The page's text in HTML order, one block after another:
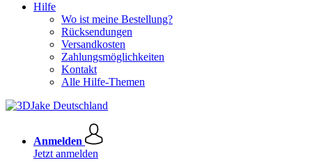
Hilfe
Wo ist meine Bestellung?
Rücksendungen
Versandkosten
Zahlungsmöglichkeiten
Kontakt
Alle Hilfe-Themen
Anmelden
Jetzt anmelden